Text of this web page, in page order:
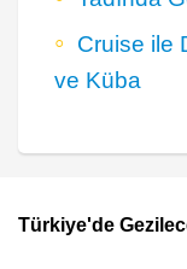
Cruise ile
ve Küba
Türkiye'de